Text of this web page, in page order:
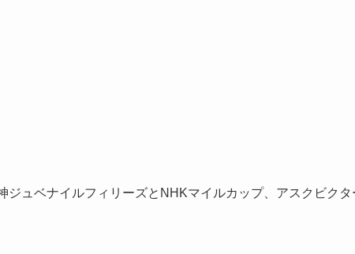
ジュベナイルフィリーズとNHKマイルカップ、アスクビクタ